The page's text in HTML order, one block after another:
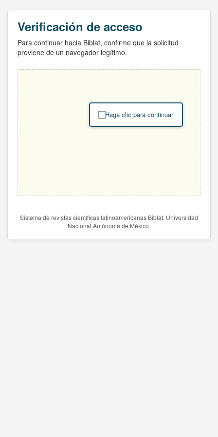
Verificación de acceso
Para continuar hacia Biblat, confirme que la solicitud
proviene de un navegador legítimo.
Haga clic para continuar
Sistema de revistas científicas latinoamericanas Biblat. Universidad
Nacional Autónoma de México.